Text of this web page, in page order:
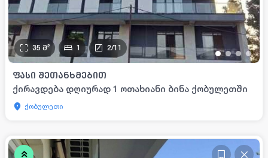
••••
35 მ² 1 2/11
ᲤᲐᲡᲘ ᲨᲔᲗᲐᲜᲮᲛᲔᲑᲘᲗ
ქირავდება დღიურად 1 ოთახიანი ბინა ქობულეთში
ქობულეთი